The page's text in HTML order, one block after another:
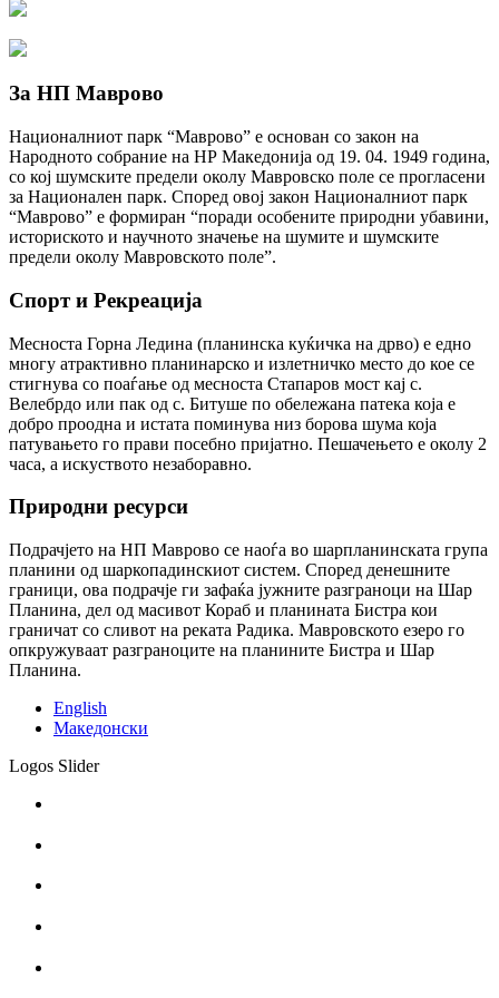
За НП Маврово
Националниот парк “Маврово” е основан со закон на
Народното собрание на НР Македонија од 19. 04. 1949 година,
со кој шумските предели околу Мавровско поле се прогласени
за Национален парк. Според овој закон Националниот парк
“Маврово” е формиран “поради особените природни убавини,
историското и научното значење на шумите и шумските
предели околу Мавровското поле”.
Спорт и Рекреација
Месноста Горна Ледина (планинска куќичка на дрво) е едно
многу атрактивно планинарско и излетничко место до кое се
стигнува со поаѓање од месноста Стапаров мост кај с.
Велебрдо или пак од с. Битуше по обележана патека која е
добро проодна и истата поминува низ борова шума која
патувањето го прави посебно пријатно. Пешачењето е околу 2
часа, а искуството незаборавно.
Природни ресурси
Подрачјето на НП Маврово се наоѓа во шарпланинската група
планини од шаркопадинскиот систем. Според денешните
граници, ова подрачје ги зафаќа јужните разграноци на Шар
Планина, дел од масивот Кораб и планината Бистра кои
граничат со сливот на реката Радика. Мавровското езеро го
опкружуваат разграноците на планините Бистра и Шар
Планина.
English
Македонски
Logos Slider